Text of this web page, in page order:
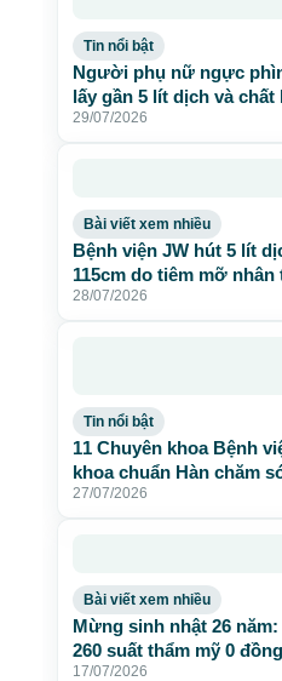
Tin nổi bật
Người phụ nữ ngực
lấy gần 5 lít dịch và chất
nhân tạo
29/07/2026
Bài viết xem nhiều
Bệnh viện JW hút 5 lít
115cm do tiêm mỡ nhân
28/07/2026
Tin nổi bật
11 Chuyên khoa Bệnh
khoa chuẩn Hàn chăm
27/07/2026
Bài viết xem nhiều
Mừng sinh nhật 26
260 suất thẩm mỹ 0 đồng
17/07/2026